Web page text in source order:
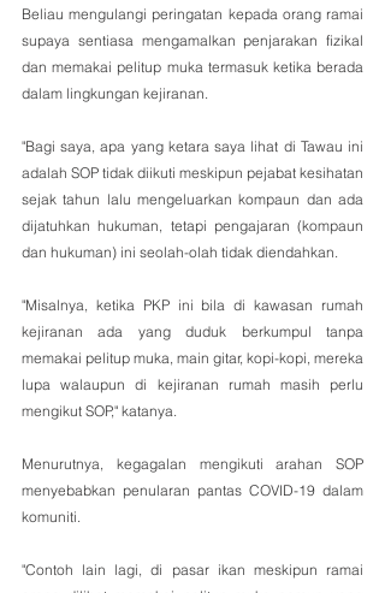
Beliau mengulangi peringatan kepada orang ramai
supaya sentiasa mengamalkan penjarakan fizikal
dan memakai pelitup muka termasuk ketika berada
dalam lingkungan kejiranan.
"Bagi saya, apa yang ketara saya lihat di Tawau ini
adalah SOP tidak diikuti meskipun pejabat kesihatan
sejak tahun lalu mengeluarkan kompaun dan ada
dijatuhkan hukuman, tetapi pengajaran (kompaun
dan hukuman) ini seolah-olah tidak diendahkan.
"Misalnya, ketika PKP ini bila di kawasan rumah
kejiranan ada yang duduk berkumpul tanpa
memakai pelitup muka, main gitar, kopi-kopi, mereka
lupa walaupun di kejiranan rumah masih perlu
mengikut SOP," katanya.
Menurutnya, kegagalan mengikuti arahan SOP
menyebabkan penularan pantas COVID-19 dalam
komuniti.
"Contoh lain lagi, di pasar ikan meskipun ramai